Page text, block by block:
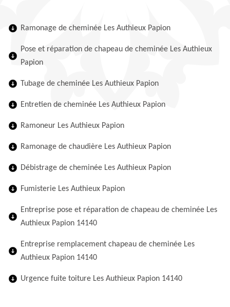
Ramonage de cheminée Les Authieux Papion
Pose et réparation de chapeau de cheminée Les Authieux
Papion
Tubage de cheminée Les Authieux Papion
Entretien de cheminée Les Authieux Papion
Ramoneur Les Authieux Papion
Ramonage de chaudière Les Authieux Papion
Débistrage de cheminée Les Authieux Papion
Fumisterie Les Authieux Papion
Entreprise pose et réparation de chapeau de cheminée Les
Authieux Papion 14140
Entreprise remplacement chapeau de cheminée Les
Authieux Papion 14140
Urgence fuite toiture Les Authieux Papion 14140